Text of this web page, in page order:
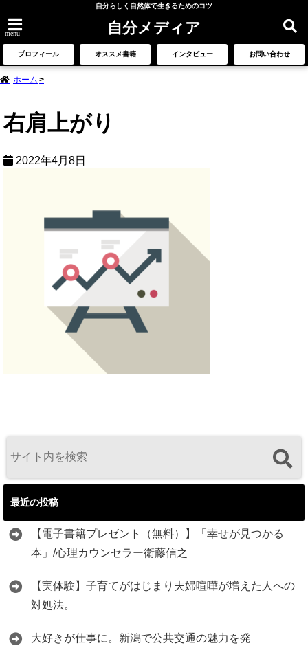
自分らしく自然体で生きるためのコツ
menu 自分メディア
プロフィール オススメ書籍 インタビュー お問い合わせ
ホーム
右肩上がり
2022年4月8日
最近の投稿
【電子書籍プレゼント（無料）】「幸せが見つかる
本」/心理カウンセラー衛藤信之
【実体験】子育てがはじまり夫婦喧嘩が増えた人への
対処法。
大好きが仕事に。新潟で公共交通の魅力を発